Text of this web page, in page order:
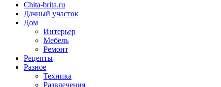
Chita-brita.ru
Дачный участок
Дом
Интерьер
Мебель
Ремонт
Рецепты
Разное
Техника
Развлечения